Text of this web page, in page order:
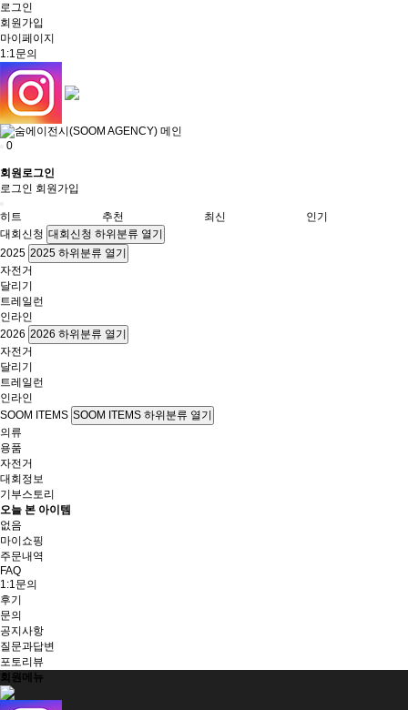
로그인
회원가입
마이페이지
1:1문의
0
회원로그인
로그인 회원가입
히트 추천 최신
인기
대회신청 대회신청 하위분류 열기
2025 2025 하위분류 열기
자전거
달리기
트레일런
인라인
2026 2026 하위분류 열기
자전거
달리기
트레일런
인라인
SOOM ITEMS SOOM ITEMS 하위분류 열기
의류
용품
자전거
대회정보
기부스토리
오늘 본 아이템
없음
마이쇼핑
주문내역
FAQ
1:1문의
후기
문의
공지사항
질문과답변
포토리뷰
회원메뉴